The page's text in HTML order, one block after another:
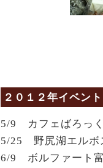
２０１２年イベ
5/9 カフェばろっ
5/25 野尻湖エルボ
6/9 ボルファート